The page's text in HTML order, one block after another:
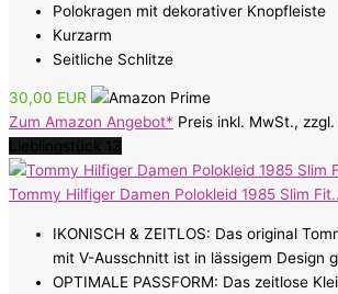
Polokragen mit dekorativer Knopfleiste
Kurzarm
Seitliche Schlitze
30,00 EUR
Zum Amazon Angebot* Preis inkl. MwSt.,
Tommy Hilfiger Damen Polokleid 1985 Slim
IKONISCH & ZEITLOS: Das original
mit V-Ausschnitt ist in lässigem Design
OPTIMALE PASSFORM: Das zeitlose